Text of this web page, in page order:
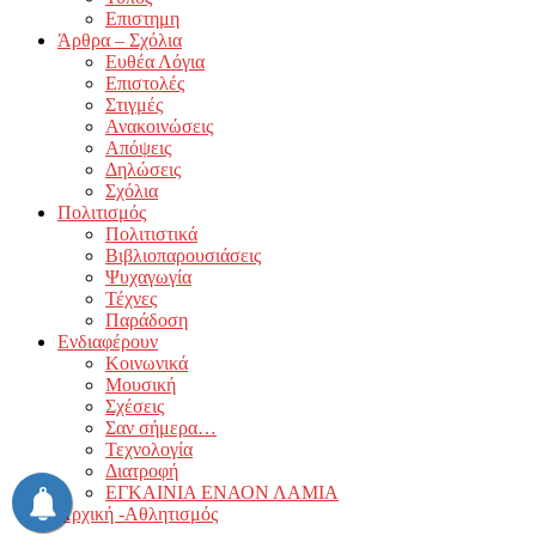
Επιστημη
Άρθρα – Σχόλια
Ευθέα Λόγια
Επιστολές
Στιγμές
Ανακοινώσεις
Απόψεις
Δηλώσεις
Σχόλια
Πολιτισμός
Πολιτιστικά
Βιβλιοπαρουσιάσεις
Ψυχαγωγία
Τέχνες
Παράδοση
Ενδιαφέρουν
Κοινωνικά
Μουσική
Σχέσεις
Σαν σήμερα…
Τεχνολογία
Διατροφή
ΕΓΚΑΙΝΙΑ ΕΝΑΟΝ ΛΑΜΙΑ
Αρχική -Αθλητισμός